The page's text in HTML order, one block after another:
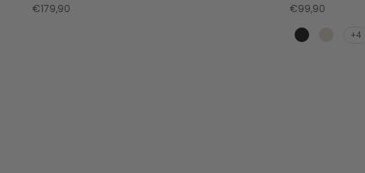
Angebot
€179,90
Angebot
€99,90
Black Crema
+4